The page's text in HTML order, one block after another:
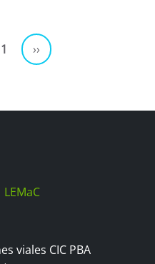
Siguiente página
››
LEMaC
viales CIC PBA